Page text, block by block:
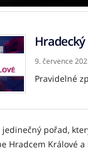
9. července
Pravidelné
jedinečný pořad,
Hradcem Králové